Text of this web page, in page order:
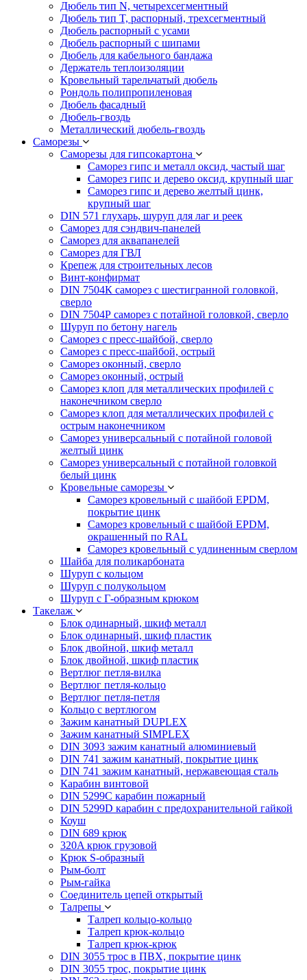
Дюбель тип N, четырехсегментный
Дюбель тип T, распорный, трехсегментный
Дюбель распорный с усами
Дюбель распорный с шипами
Дюбель для кабельного бандажа
Держатель теплоизоляции
Кровельный тарельчатый дюбель
Рондоль полипропиленовая
Дюбель фасадный
Дюбель-гвоздь
Металлический дюбель-гвоздь
Саморезы
Саморезы для гипсокартона
Саморез гипс и металл оксид, частый шаг
Саморез гипс и дерево оксид, крупный шаг
Саморез гипс и дерево желтый цинк,
крупный шаг
DIN 571 глухарь, шуруп для лаг и реек
Саморез для сэндвич-панелей
Саморез для аквапанелей
Саморез для ГВЛ
Крепеж для строительных лесов
Винт-конфирмат
DIN 7504К саморез с шестигранной головкой,
сверло
DIN 7504Р саморез с потайной головкой, сверло
Шуруп по бетону нагель
Саморез с пресс-шайбой, сверло
Саморез с пресс-шайбой, острый
Саморез оконный, сверло
Саморез оконный, острый
Саморез клоп для металлических профилей с
наконечником сверло
Саморез клоп для металлических профилей с
острым наконечником
Саморез универсальный с потайной головой
желтый цинк
Саморез универсальный с потайной головкой
белый цинк
Кровельные саморезы
Саморез кровельный с шайбой EPDM,
покрытие цинк
Саморез кровельный с шайбой EPDM,
окрашенный по RAL
Саморез кровельный с удлиненным сверлом
Шайба для поликарбоната
Шуруп с кольцом
Шуруп с полукольцом
Шуруп с Г-образным крюком
Такелаж
Блок одинарный, шкиф металл
Блок одинарный, шкиф пластик
Блок двойной, шкиф металл
Блок двойной, шкиф пластик
Вертлюг петля-вилка
Вертлюг петля-кольцо
Вертлюг петля-петля
Кольцо с вертлюгом
Зажим канатный DUPLEX
Зажим канатный SIMPLEX
DIN 3093 зажим канатный алюминиевый
DIN 741 зажим канатный, покрытие цинк
DIN 741 зажим канатный, нержавеющая сталь
Карабин винтовой
DIN 5299C карабин пожарный
DIN 5299D карабин с предохранительной гайкой
Коуш
DIN 689 крюк
320A крюк грузовой
Крюк S-образный
Рым-болт
Рым-гайка
Соединитель цепей открытый
Талрепы
Талреп кольцо-кольцо
Талреп крюк-кольцо
Талреп крюк-крюк
DIN 3055 трос в ПВХ, покрытие цинк
DIN 3055 трос, покрытие цинк